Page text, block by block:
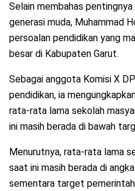
Selain membahas
generasi muda, Muhammad
persoalan pendidikan yang
besar di Kabupaten Garut.
Sebagai anggota Komisi X
pendidikan, ia
rata-rata lama sekolah
ini masih berada di bawah
Menurutnya, rata-rata lama
saat ini masih berada di
sementara target